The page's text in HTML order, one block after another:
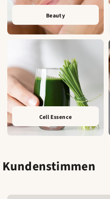
Beauty
Cell Essence
Kundenstimmen